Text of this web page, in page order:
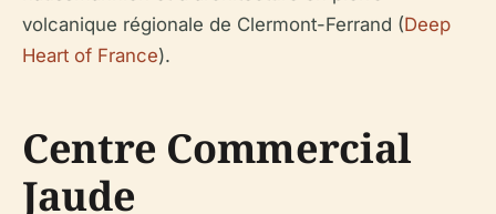
volcanique régionale de Clermont-Ferrand (Deep
Heart of France).
Centre Commercial
Jaude